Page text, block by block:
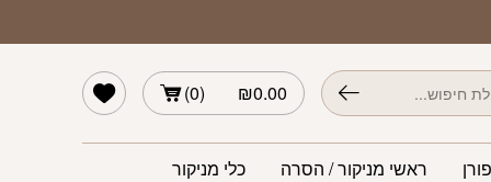
₪0.00
(
0
)
ראשי מניקור / הסרה כלי מניקור